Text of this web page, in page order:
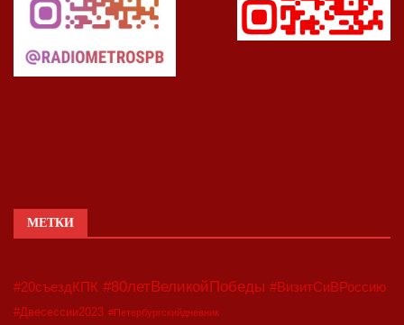
МЕТКИ
#20съездКПК #80летВеликойПобеды #ВизитСиВРоссию
#Двесессии2023 #Петербургскийдневник